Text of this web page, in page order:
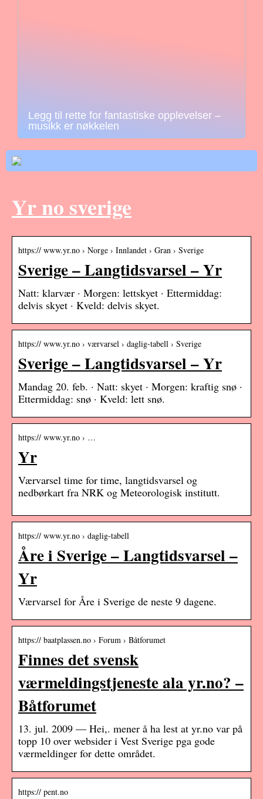
Legg til rette for fantastiske opplevelser –
musikk er nøkkelen
Yr no sverige
https:// www.yr.no › Norge › Innlandet › Gran › Sverige
Sverige – Langtidsvarsel – Yr
Natt: klarvær · Morgen: lettskyet · Ettermiddag:
delvis skyet · Kveld: delvis skyet.
https:// www.yr.no › værvarsel › daglig-tabell › Sverige
Sverige – Langtidsvarsel – Yr
Mandag 20. feb. · Natt: skyet · Morgen: kraftig snø ·
Ettermiddag: snø · Kveld: lett snø.
https:// www.yr.no › …
Yr
Værvarsel time for time, langtidsvarsel og
nedbørkart fra NRK og Meteorologisk institutt.
https:// www.yr.no › daglig-tabell
Åre i Sverige – Langtidsvarsel –
Yr
Værvarsel for Åre i Sverige de neste 9 dagene.
https:// baatplassen.no › Forum › Båtforumet
Finnes det svensk
værmeldingstjeneste ala yr.no? –
Båtforumet
13. jul. 2009 — Hei,. mener å ha lest at yr.no var på
topp 10 over websider i Vest Sverige pga gode
værmeldinger for dette området.
https:// pent.no